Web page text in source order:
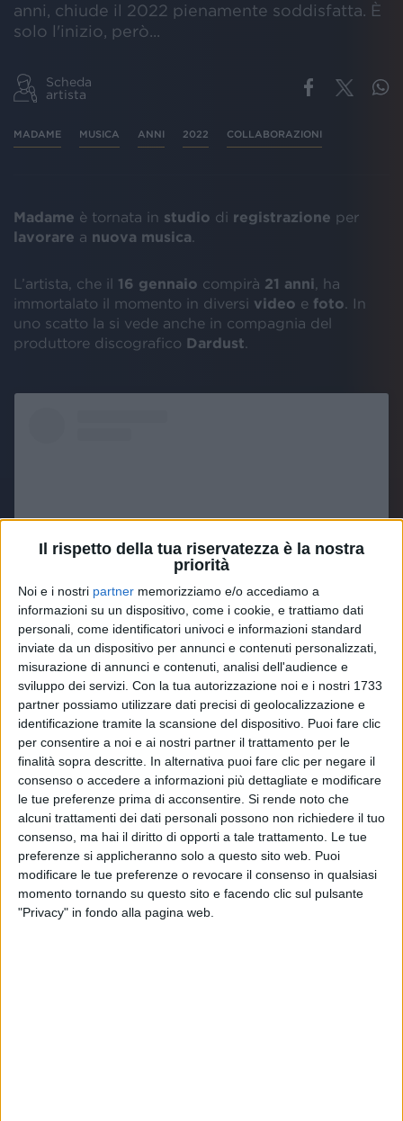
Il rispetto della tua riservatezza è la nostra
priorità
Noi e i nostri partner memorizziamo e/o accediamo a
informazioni su un dispositivo, come i cookie, e trattiamo dati
personali, come identificatori univoci e informazioni standard
inviate da un dispositivo per annunci e contenuti personalizzati,
misurazione di annunci e contenuti, analisi dell'audience e
sviluppo dei servizi. Con la tua autorizzazione noi e i nostri 1733
partner possiamo utilizzare dati precisi di geolocalizzazione e
identificazione tramite la scansione del dispositivo. Puoi fare clic
per consentire a noi e ai nostri partner il trattamento per le
finalità sopra descritte. In alternativa puoi fare clic per negare il
consenso o accedere a informazioni più dettagliate e modificare
le tue preferenze prima di acconsentire. Si rende noto che
alcuni trattamenti dei dati personali possono non richiedere il tuo
consenso, ma hai il diritto di opporti a tale trattamento. Le tue
preferenze si applicheranno solo a questo sito web. Puoi
modificare le tue preferenze o revocare il consenso in qualsiasi
momento tornando su questo sito e facendo clic sul pulsante
"Privacy" in fondo alla pagina web.
anni, chiude il 2022 pienamente soddisfatta. È
solo l'inizio, però...
Scheda
artista
MADAME MUSICA ANNI 2022 COLLABORAZIONI
Madame è tornata in studio di registrazione per
lavorare a nuova musica
L’artista, che il 16 gennaio compirà 21 anni , ha
immortalato il momento in diversi video e foto . In
uno scatto la si vede anche in compagnia del
produttore discografico Dardust
Visualizza questo post su Instagram
Un post condiviso da MADAME (@sonolamadame)
PerMadame, il2022è stato ricco di